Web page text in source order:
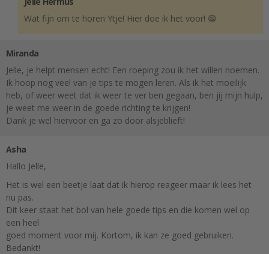
Wat fijn om te horen Ytje! Hier doe ik het voor! 😁
Miranda
Jelle, je helpt mensen echt! Een roeping zou ik het willen noemen.
Ik hoop nog veel van je tips te mogen leren. Als ik het moeilijk
heb, of weer weet dat ik weer te ver ben gegaan, ben jij mijn hulp,
je weet me weer in de goede richting te krijgen!
Dank je wel hiervoor en ga zo door alsjeblieft!
Asha
Hallo Jelle,
Het is wel een beetje laat dat ik hierop reageer maar ik lees het
nu pas.
Dit keer staat het bol van hele goede tips en die komen wel op
een heel
goed moment voor mij. Kortom, ik kan ze goed gebruiken.
Bedankt!